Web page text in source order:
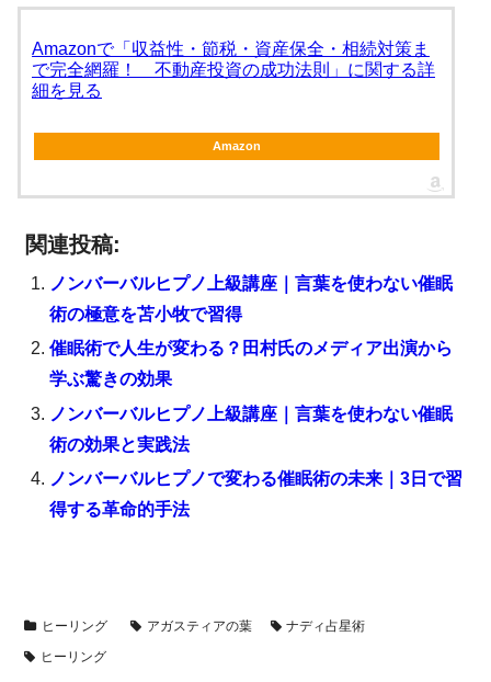
Amazonで「収益性・節税・資産保全・相続対策ま
で完全網羅！ 不動産投資の成功法則」に関する詳
細を見る
Amazon
関連投稿:
ノンバーバルヒプノ上級講座｜言葉を使わない催眠
術の極意を苫小牧で習得
催眠術で人生が変わる？田村氏のメディア出演から
学ぶ驚きの効果
ノンバーバルヒプノ上級講座｜言葉を使わない催眠
術の効果と実践法
ノンバーバルヒプノで変わる催眠術の未来｜3日で習
得する革命的手法
ヒーリング アガスティアの葉
ナディ占星術
ヒーリング